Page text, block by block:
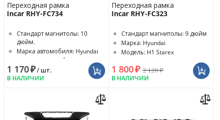
Переходная рамка
Incar RHY-FC734
Стандарт магнитолы: 10
дюйм.
Марка автомобиля: Hyundai
Модель автомобиля: Creta
1 170₽/ шт.
В НАЛИЧИИ
Переходная рамка
Incar RHY-FC323
Стандарт магнитолы: 9 дюйм
Марка: Hyundai
Модель: H1 Starex
1 800₽ 2 120₽
В НАЛИЧИИ